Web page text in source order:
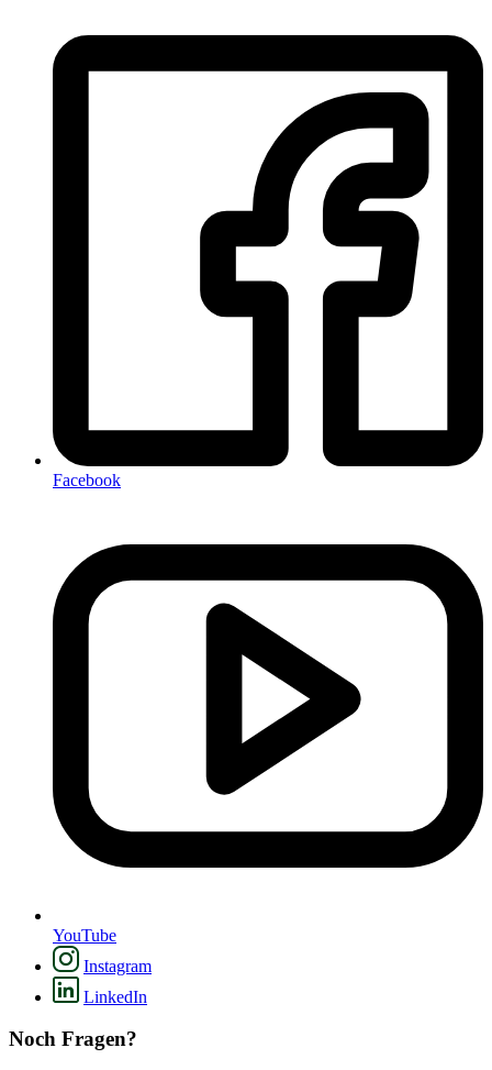
Facebook
YouTube
Instagram
LinkedIn
Noch Fragen?